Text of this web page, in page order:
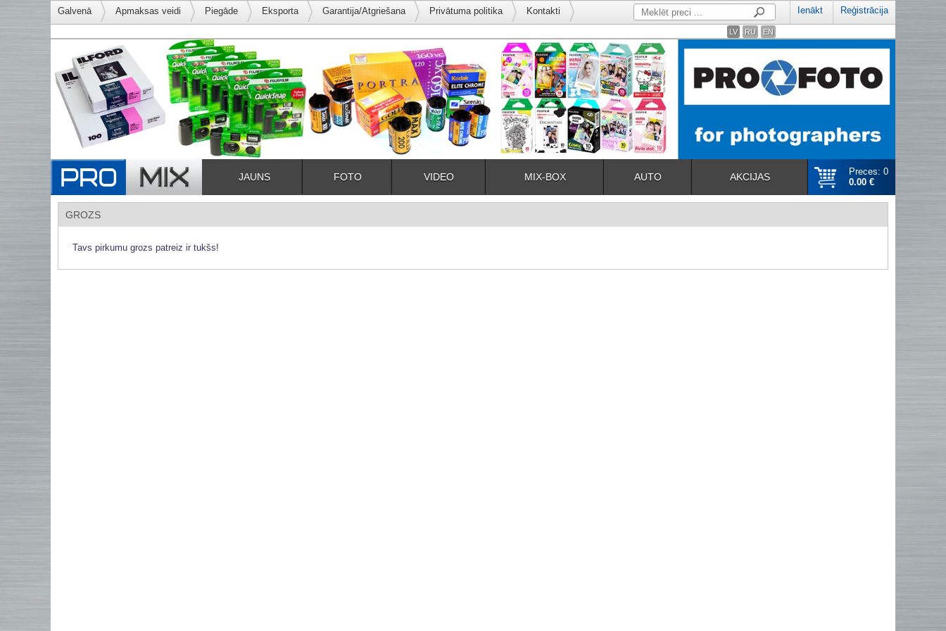
Galvenā Apmaksas veidi Piegāde Eksporta Garantija/Atgriešana Privātuma politika Kontakti Ienākt Reģistrācija
LV RU EN
Preces: 0
0.00 €
JAUNS FOTO VIDEO MIX-BOX AUTO AKCIJAS
GROZS
Tavs pirkumu grozs patreiz ir tukšs!